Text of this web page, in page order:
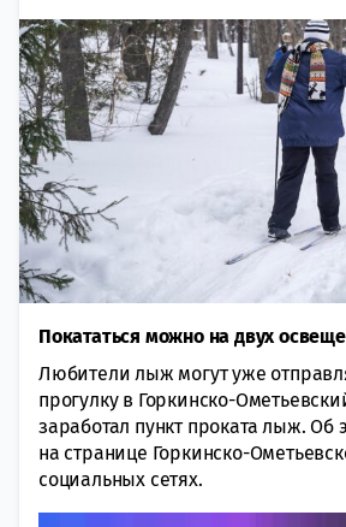
Покататься можно на двух
Любители лыж могут уже
прогулку в Горкинско-
заработал пункт проката лыж. Об
на странице Горкинско-
социальных сетях.